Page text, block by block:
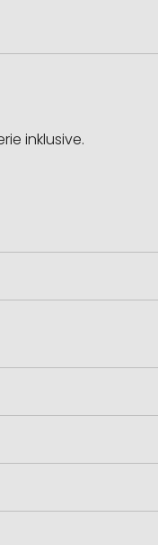
inklusive.